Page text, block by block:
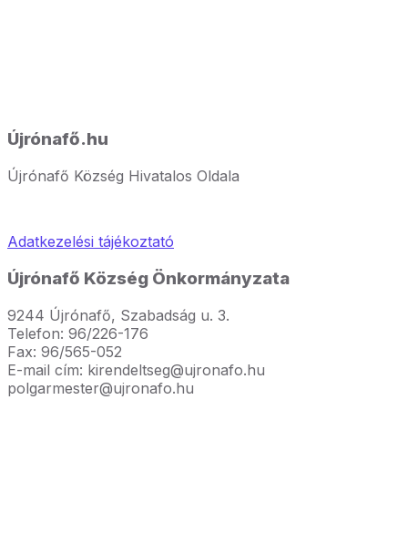
Újrónafő.hu
Újrónafő Község Hivatalos Oldala
Adatkezelési tájékoztató
Újrónafő Község Önkormányzata
9244 Újrónafő, Szabadság u. 3.
Telefon: 96/226-176
Fax: 96/565-052
E-mail cím: kirendeltseg@ujronafo.hu
polgarmester@ujronafo.hu